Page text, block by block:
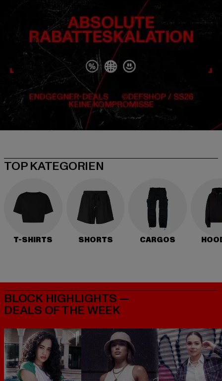
TOP KATEGORIEN
T-SHIRTS SHORTS CARGOS
BLOCK HIGHLIGHTS —
DEALS OF THE WEEK